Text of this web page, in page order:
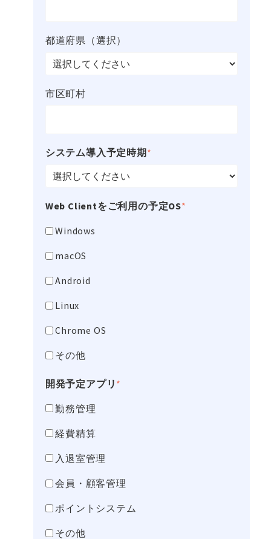
都道府県（選択）
市区町村
システム導入予定時期*
Web Clientをご利用の予定OS*
Windows
macOS
Android
Linux
Chrome OS
その他
開発予定アプリ *
勤務管理
経費精算
入退室管理
会員・顧客管理
ポイントシステム
その他